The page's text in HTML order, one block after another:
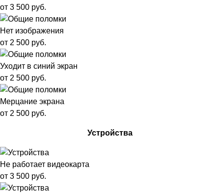
от 3 500 руб.
Нет изображения
от 2 500 руб.
Уходит в синий экран
от 2 500 руб.
Мерцание экрана
от 2 500 руб.
Устройства
Не работает видеокарта
от 3 500 руб.